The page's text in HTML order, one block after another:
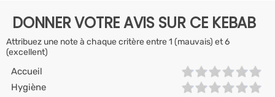
DONNER VOTRE AVIS SUR CE KEBAB
Attribuez une note à chaque critère entre 1 (mauvais) et 6
(excellent)
Accueil
Hygiène